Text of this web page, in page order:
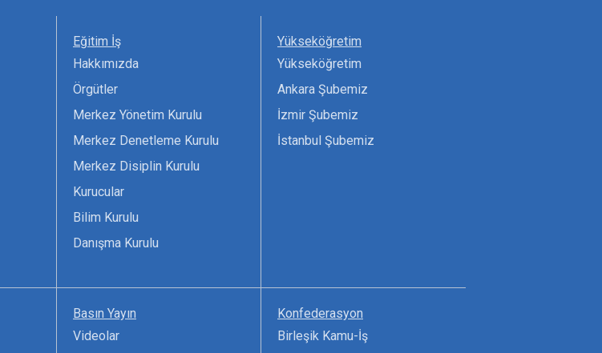
Eğitim İş
Hakkımızda
Örgütler
Merkez Yönetim Kurulu
Merkez Denetleme Kurulu
Merkez Disiplin Kurulu
Kurucular
Bilim Kurulu
Danışma Kurulu
Yükseköğretim
Yükseköğretim
Ankara Şubemiz
İzmir Şubemiz
İstanbul Şubemiz
Basın Yayın
Videolar
Konfederasyon
Birleşik Kamu-İş